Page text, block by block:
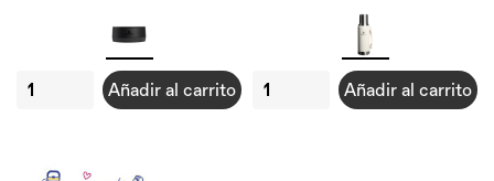
Añadir al carrito Añadir al carrito